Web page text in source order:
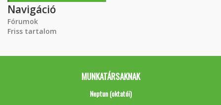
Navigáció
Fórumok
Friss tartalom
MUNKATÁRSAKNAK
Neptun (oktatói)